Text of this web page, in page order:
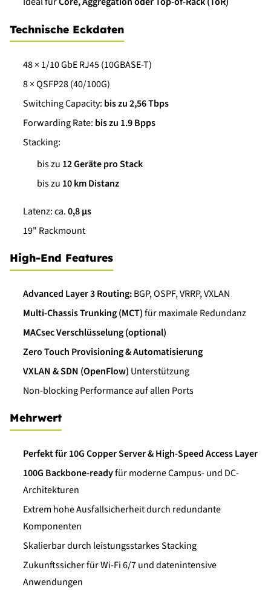
Technische Eckdaten
48 × 1/10 GbE RJ45 (10GBASE-T)
8 × QSFP28 (40/100G)
Switching Capacity: bis zu 2,56 Tbps
Forwarding Rate: bis zu 1.9 Bpps
Stacking:
bis zu 12 Geräte pro Stack
bis zu 10 km Distanz
Latenz: ca.0,8 µs
19" Rackmount
High-End Features
Advanced Layer 3 Routing:BGP, OSPF, VRRP, VXLAN
Multi-Chassis Trunking (MCT)für maximale Redundanz
MACsec Verschlüsselung (optional)
Zero Touch Provisioning & Automatisierung
VXLAN & SDN (OpenFlow) Unterstützung
Non-blocking Performance auf allen Ports
Mehrwert
Perfekt für 10G Copper Server & High-Speed Access Layer
100G Backbone-readyfür moderne Campus- und DC-
Architekturen
Extrem hohe Ausfallsicherheit durch redundante
Komponenten
Skalierbar durch leistungsstarkes Stacking
Zukunftssicher für Wi-Fi 6/7 und datenintensive
Anwendungen